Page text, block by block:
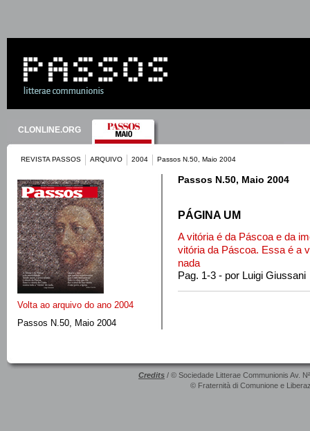
CLONLINE.ORG
REVISTA PASSOS ARQUIVO 2004 Passos N.50, Maio 2004
Volta ao arquivo do ano 2004
Passos N.50, Maio 2004
Passos N.50, Maio 2004
PÁGINA UM
A vitória é da Páscoa e da
vitória da Páscoa. Essa é a
nada
Pag. 1-3 - por Luigi Giussani
Credits / © Sociedade Litterae Communionis Av.
© Fraternità di Comunione e